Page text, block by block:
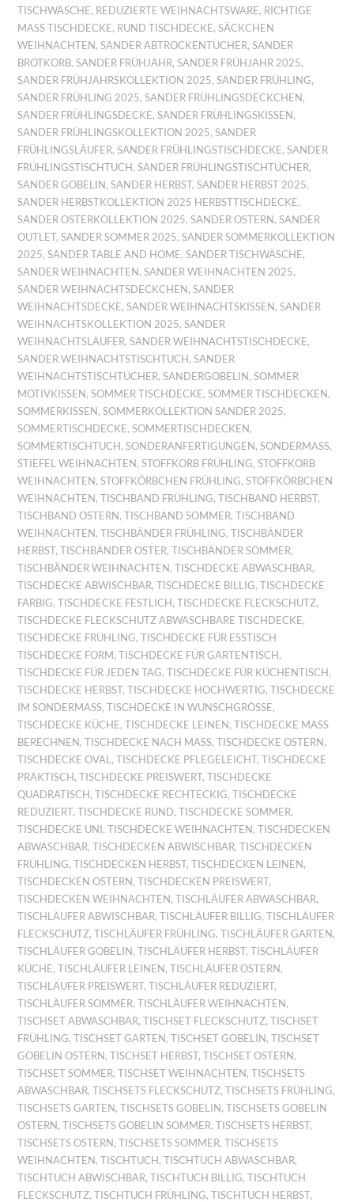
TISCHWÄSCHE, REDUZIERTE WEIHNACHTSWARE, RICHTIGE
MASS TISCHDECKE
, RUND TISCHDECKE,SÄCKCHEN
WEIHNACHTEN,SANDER ABTROCKENTÜCHER,SANDER
BROTKORB,SANDER FRÜHJAHR,SANDER FRÜHJAHR 2025,
SANDER FRÜHJAHRSKOLLEKTION 2025,SANDER FRÜHLING,
SANDER FRÜHLING 2025,SANDER FRÜHLINGSDECKCHEN,
SANDER FRÜHLINGSDECKE,SANDER FRÜHLINGSKISSEN,
SANDER FRÜHLINGSKOLLEKTION 2025,SANDER
FRÜHLINGSLÄUFER,SANDER FRÜHLINGSTISCHDECKE,SANDER
FRÜHLINGSTISCHTUCH,SANDER FRÜHLINGSTISCHTÜCHER,
SANDER GOBELIN,SANDER HERBST,SANDER HERBST 2025,
SANDER HERBSTKOLLEKTION 2025 HERBSTTISCHDECKE,
SANDER OSTERKOLLEKTION 2025,SANDER OSTERN,SANDER
OUTLET,SANDER SOMMER 2025,SANDER SOMMERKOLLEKTION
2025,SANDER TABLE AND HOME,SANDER TISCHWÄSCHE,
SANDER WEIHNACHTEN,SANDER WEIHNACHTEN 2025,
SANDER WEIHNACHTSDECKCHEN,SANDER
WEIHNACHTSDECKE,SANDER WEIHNACHTSKISSEN,SANDER
WEIHNACHTSKOLLEKTION 2025,SANDER
WEIHNACHTSLÄUFER,SANDER WEIHNACHTSTISCHDECKE,
SANDER WEIHNACHTSTISCHTUCH,SANDER
WEIHNACHTSTISCHTÜCHER,SANDERGOBELIN,SOMMER
MOTIVKISSEN,SOMMER TISCHDECKE,SOMMER TISCHDECKEN,
SOMMERKISSEN,SOMMERKOLLEKTION SANDER 2025,
SOMMERTISCHDECKE,SOMMERTISCHDECKEN,
SOMMERTISCHTUCH,SONDERANFERTIGUNGEN,SONDERMASS ,
STIEFEL WEIHNACHTEN,STOFFKORB FRÜHLING,STOFFKORB
WEIHNACHTEN,STOFFKÖRBCHEN FRÜHLING,STOFFKÖRBCHEN
WEIHNACHTEN,TISCHBAND FRÜHLING,TISCHBAND HERBST,
TISCHBAND OSTERN,TISCHBAND SOMMER,TISCHBAND
WEIHNACHTEN,TISCHBÄNDER FRÜHLING,TISCHBÄNDER
HERBST,TISCHBÄNDER OSTER,TISCHBÄNDER SOMMER,
TISCHBÄNDER WEIHNACHTEN,TISCHDECKE ABWASCHBAR,
TISCHDECKE ABWISCHBAR,TISCHDECKE BILLIG,TISCHDECKE
FARBIG,TISCHDECKE FESTLICH,TISCHDECKE FLECKSCHUTZ,
TISCHDECKE FLECKSCHUTZ ABWASCHBARE TISCHDECKE,
TISCHDECKE FRÜHLING,TISCHDECKE FÜR ESSTISCH
TISCHDECKE FORM,TISCHDECKE FÜR GARTENTISCH,
TISCHDECKE FÜR JEDEN TAG,TISCHDECKE FÜR KÜCHENTISCH,
TISCHDECKE HERBST,TISCHDECKE HOCHWERTIG,TISCHDECKE
IM SONDERMASS ,TISCHDECKE IN WUNSCHGRÖSSE ,
TISCHDECKE KÜCHE,TISCHDECKE LEINEN,TISCHDECKE MASS B
ERECHNEN
,TISCHDECKE NACH MASS ,TISCHDECKE OSTERN,
TISCHDECKE OVAL ,TISCHDECKE PFLEGELEICHT,TISCHDECKE
PRAKTISCH,TISCHDECKE PREISWERT,TISCHDECKE
QUADRATISCH,TISCHDECKE RECHTECKIG,TISCHDECKE
REDUZIERT,TISCHDECKE RUND,TISCHDECKE SOMMER,
TISCHDECKE UNI,TISCHDECKE WEIHNACHTEN,TISCHDECKEN
ABWASCHBAR,TISCHDECKEN ABWISCHBAR,TISCHDECKEN
FRÜHLING,TISCHDECKEN HERBST,TISCHDECKEN LEINEN,
TISCHDECKEN OSTERN,TISCHDECKEN PREISWERT,
TISCHDECKEN WEIHNACHTEN,TISCHLÄUFER ABWASCHBAR,
TISCHLÄUFER ABWISCHBAR,TISCHLÄUFER BILLIG,TISCHLÄUFER
FLECKSCHUTZ,TISCHLÄUFER FRÜHLING,TISCHLÄUFER GARTEN,
TISCHLÄUFER GOBELIN,TISCHLÄUFER HERBST,TISCHLÄUFER
KÜCHE,TISCHLÄUFER LEINEN,TISCHLÄUFER OSTERN,
TISCHLÄUFER PREISWERT,TISCHLÄUFER REDUZIERT,
TISCHLÄUFER SOMMER,TISCHLÄUFER WEIHNACHTEN,
TISCHSET ABWASCHBAR,TISCHSET FLECKSCHUTZ,TISCHSET
FRÜHLING,TISCHSET GARTEN,TISCHSET GOBELIN,TISCHSET
GOBELIN OSTERN,TISCHSET HERBST,TISCHSET OSTERN,
TISCHSET SOMMER,TISCHSET WEIHNACHTEN,TISCHSETS
ABWASCHBAR,TISCHSETS FLECKSCHUTZ,TISCHSETS FRÜHLING,
TISCHSETS GARTEN,TISCHSETS GOBELIN,TISCHSETS GOBELIN
OSTERN,TISCHSETS GOBELIN SOMMER,TISCHSETS HERBST,
TISCHSETS OSTERN,TISCHSETS SOMMER,TISCHSETS
WEIHNACHTEN,TISCHTUCH,TISCHTUCH ABWASCHBAR,
TISCHTUCH ABWISCHBAR,TISCHTUCH BILLIG,TISCHTUCH
FLECKSCHUTZ,TISCHTUCH FRÜHLING,TISCHTUCH HERBST,